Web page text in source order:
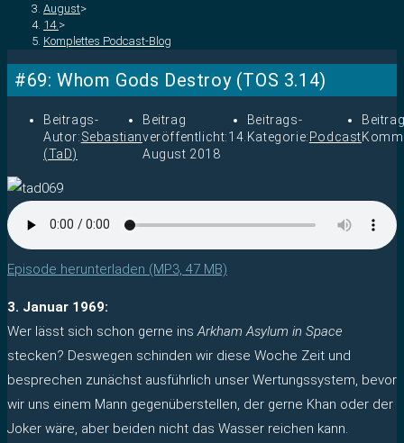
August>
14. >
Komplettes Podcast-Blog
#69: Whom Gods Destroy (TOS 3.14)
Beitrags-
Autor:Sebastian
(TaD)
Beitrag
veröffentlicht:14.
August 2018
Beitrags-
Kategorie: Podcast
Episode herunterladen (MP3, 47 MB)
3. Januar 1969:
Wer lässt sich schon gerne insArkham Asylum in Space
stecken? Deswegen schinden wir diese Woche Zeit und
besprechen zunächst ausführlich unser Wertungssystem, bevor
wir uns einem Mann gegenüberstellen, der gerne Khan oder der
Joker wäre, aber beiden nicht das Wasser reichen kann.